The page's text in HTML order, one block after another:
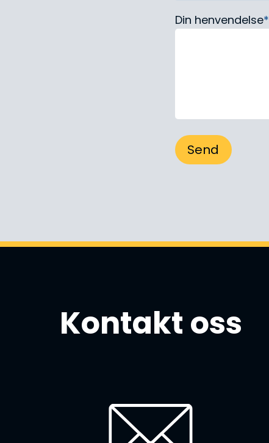
Din henvendelse*
Kontakt oss